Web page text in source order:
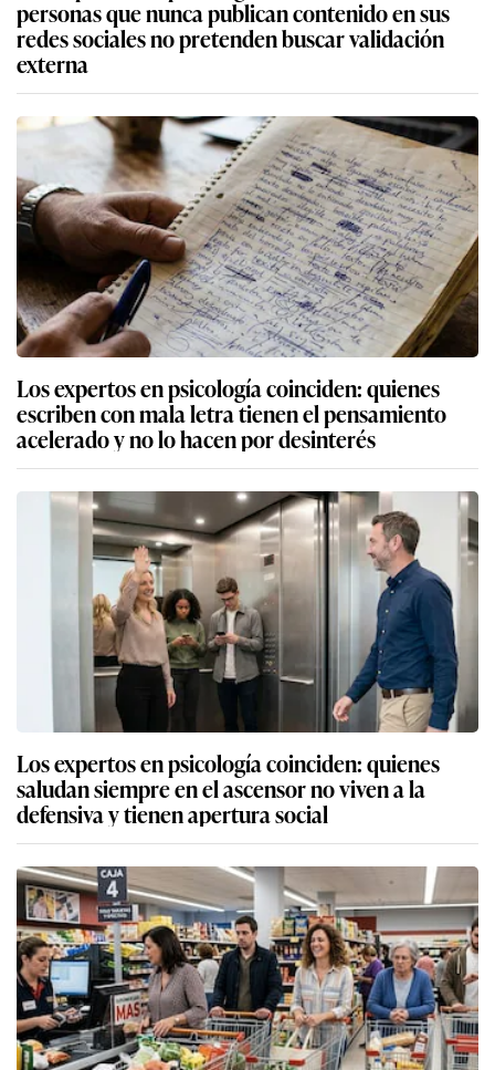
personas que nunca publican contenido en sus
redes sociales no pretenden buscar validación
externa
Los expertos en psicología coinciden: quienes
escriben con mala letra tienen el pensamiento
acelerado y no lo hacen por desinterés
Los expertos en psicología coinciden: quienes
saludan siempre en el ascensor no viven a la
defensiva y tienen apertura social